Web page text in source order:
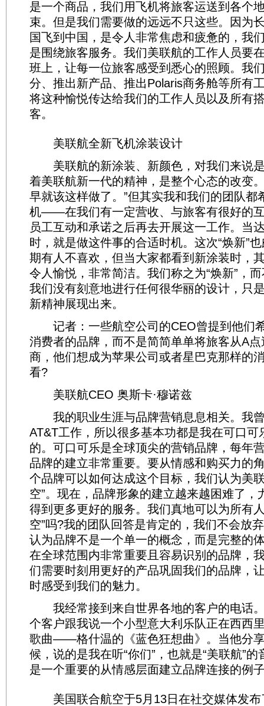
是一个商品，我们用飞机将旅客运送到各个
束。但是我们需要做的远远不只这些。因为
国飞到中国，是令人非常焦虑和疲惫的，我
是围绕旅客服务。我们美联航的工作人员要
班上，让每一位旅客感受到悉心的照顾。我
分、推出新产品、推出Polaris商务舱等所有
将这种愉悦传达给我们的工作人员以及所有
客。
美联航全新飞机涂装设计
美联航的新涂装、新颜色，对我们来说
着美联航新一代的精神，是整个心态的改变
早就该这样做了。”但其实我和我们的团队都
机——在我们有一定营收、与旅客有很好的
员工互动和承诺之后再去开展这一工作。当
时，就是做这件事的合适时机。这次“焕新”
期有人不喜欢，但当大家都看到新涂装时，
令人愉悦，非常简洁。我们称之为“焕新”，而
我们没有刻意地进行任何很华丽的设计，只
新精神展现出来。
记者：一些航空公司的CEO曾提到他们
消费者的品牌，而不是简简单单将旅客从A
商，他们想成为苹果公司或者星巴克那样的
看?
美联航CEO 奥斯卡·穆诺兹
我的职业生涯与品牌营销息息相关。我
AT&T工作，所以很多基本功都是我在可口可
的。可口可乐是全球顶尖的营销品牌，每年
品牌的建立非常重要。要从情感和购买力的
个品牌可以如何达成这个目标，我们认为美
空”。现在，品牌形象的建立越来越困难了，
得到更多更好的服务。我们真地可以为所有
空”吗?我的团队回答是肯定的，我们不会放
认为品牌不是一个单一的概念，而是完整的
在全球范围内非常重要且容易识别的品牌，
们需要时刻用更好的产品巩固我们的品牌，
时感受到我们的魅力。
我经常接到来自世界各地的客户的电话
个客户跟我说一个小型意大利乐队正在西西
歌曲——格什温的《蓝色狂想曲》。当他分
候，说的是我在听“你们”，也就是“美联航”
是一个重要的从情感层面建立品牌连接的例
美国联合航空于5月13日在社交媒体发布